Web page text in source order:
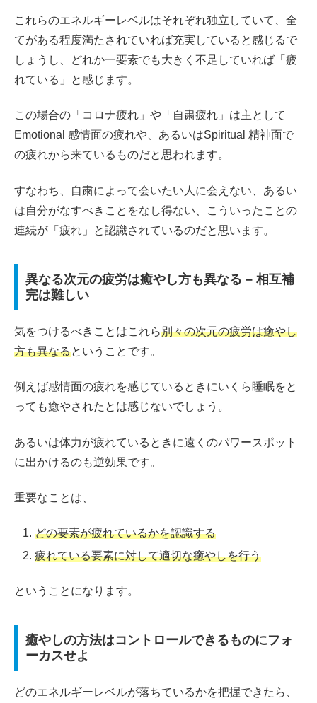
これらのエネルギーレベルはそれぞれ独立していて、全
てがある程度満たされていれば充実していると感じるで
しょうし、どれか一要素でも大きく不足していれば「疲
れている」と感じます。
この場合の「コロナ疲れ」や「自粛疲れ」は主として
Emotional 感情面の疲れや、あるいはSpiritual 精神面で
の疲れから来ているものだと思われます。
すなわち、自粛によって会いたい人に会えない、あるい
は自分がなすべきことをなし得ない、こういったことの
連続が「疲れ」と認識されているのだと思います。
異なる次元の疲労は癒やし方も異なる – 相互補
完は難しい
気をつけるべきことはこれら別々の次元の疲労は癒やし
方も異なるということです。
例えば感情面の疲れを感じているときにいくら睡眠をと
っても癒やされたとは感じないでしょう。
あるいは体力が疲れているときに遠くのパワースポット
に出かけるのも逆効果です。
重要なことは、
どの要素が疲れているかを認識する
疲れている要素に対して適切な癒やしを行う
ということになります。
癒やしの方法はコントロールできるものにフォ
ーカスせよ
どのエネルギーレベルが落ちているかを把握できたら、